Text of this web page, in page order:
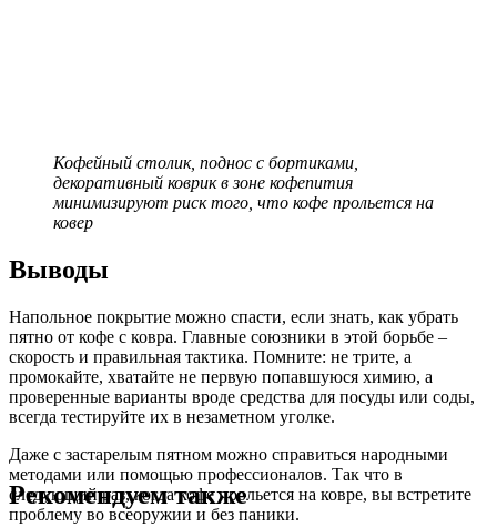
Кофейный столик, поднос с бортиками,
декоративный коврик в зоне кофепития
минимизируют риск того, что кофе прольется на
ковер
Выводы
Напольное покрытие можно спасти, если знать, как убрать
пятно от кофе с ковра. Главные союзники в этой борьбе –
скорость и правильная тактика. Помните: не трите, а
промокайте, хватайте не первую попавшуюся химию, а
проверенные варианты вроде средства для посуды или соды,
всегда тестируйте их в незаметном уголке.
Даже с застарелым пятном можно справиться народными
методами или помощью профессионалов. Так что в
следующий раз, когда кофе прольется на ковре, вы встретите
проблему во всеоружии и без паники.
Рекомендуем также